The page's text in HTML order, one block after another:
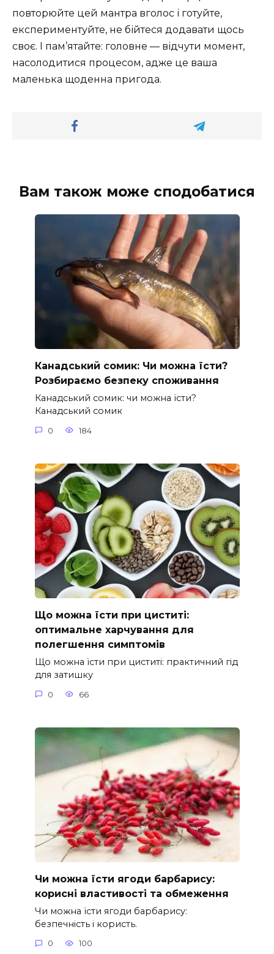
повторюйте цей мантра вголос і готуйте,
експериментуйте, не бійтеся додавати щось
своє. І пам’ятайте: головне — відчути момент,
насолодитися процесом, адже це ваша
маленька щоденна пригода.
Вам також може сподобатися
Канадський сомик: Чи можна їсти?
Розбираємо безпеку споживання
Канадський сомик: чи можна їсти?
Канадський сомик
0 184
Що можна їсти при циститі:
оптимальне харчування для
полегшення симптомів
Що можна їсти при циститі: практичний гід
для затишку
0 66
Чи можна їсти ягоди барбарису:
корисні властивості та обмеження
Чи можна їсти ягоди барбарису:
безпечність і користь.
0 100